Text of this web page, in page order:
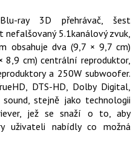
ray 3D přehrávač, šest
5.1kanálový zvuk,
obsahuje dva (9,7 × 9,7 cm)
8,9 cm) centrální reproduktor,
a 250W subwoofer.
DTS-HD, Dolby Digital,
stejně jako technologii
jež se snaží o to, aby
uživateli nabídly co možná